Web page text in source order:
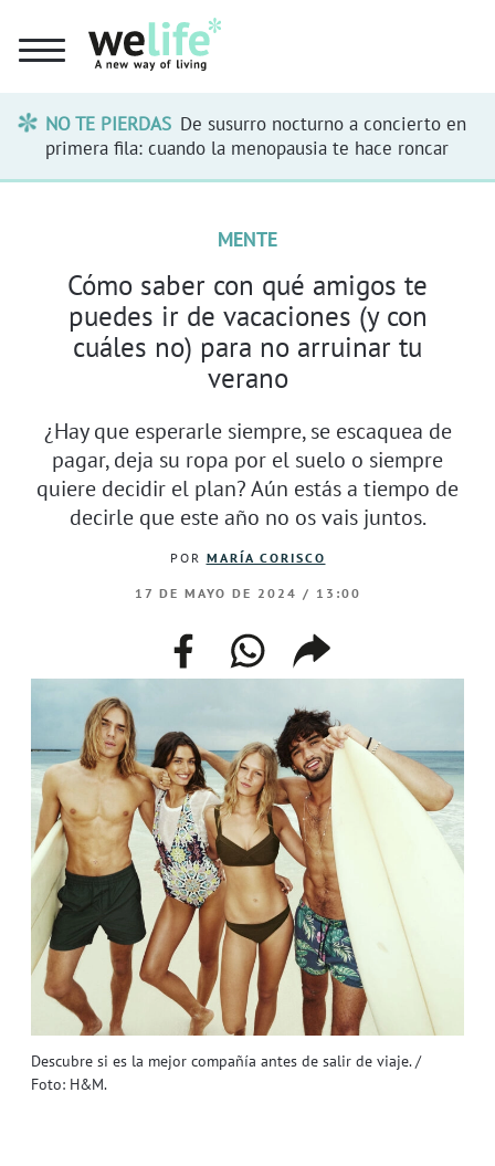
NO TE PIERDAS De susurro nocturno a concierto en
primera fila: cuando la menopausia te hace roncar
Descubre si es la mejor compañía antes de salir de viaje. /
Foto: H&M.
MENTE
Cómo saber con qué amigos te
puedes ir de vacaciones (y con
cuáles no) para no arruinar tu
verano
¿Hay que esperarle siempre, se escaquea de
pagar, deja su ropa por el suelo o siempre
quiere decidir el plan? Aún estás a tiempo de
decirle que este año no os vais juntos.
POR MARÍA CORISCO
17 DE MAYO DE 2024 / 13:00
facebookwhatsappcompartir
enlace